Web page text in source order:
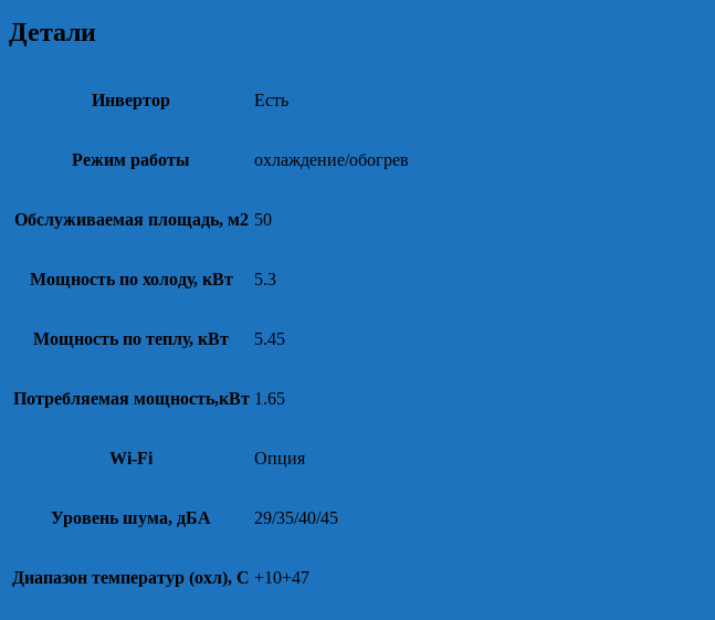
Детали
Инвертор Есть
Режим работы охлаждение/обогрев
Обслуживаемая площадь, м2 50
Мощность по холоду, кВт 5.3
Мощность по теплу, кВт 5.45
Потребляемая мощность,кВт 1.65
Wi-Fi Опция
Уровень шума, дБА 29/35/40/45
Диапазон температур (охл), С +10+47